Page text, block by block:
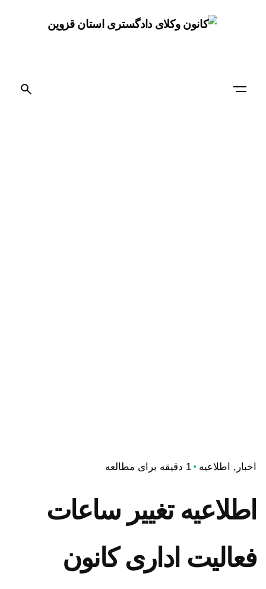
اخبار اطلاعیه 1 دقیقه برای مطالعه
اطلاعیه تغییر ساعات
فعالیت اداری کانون